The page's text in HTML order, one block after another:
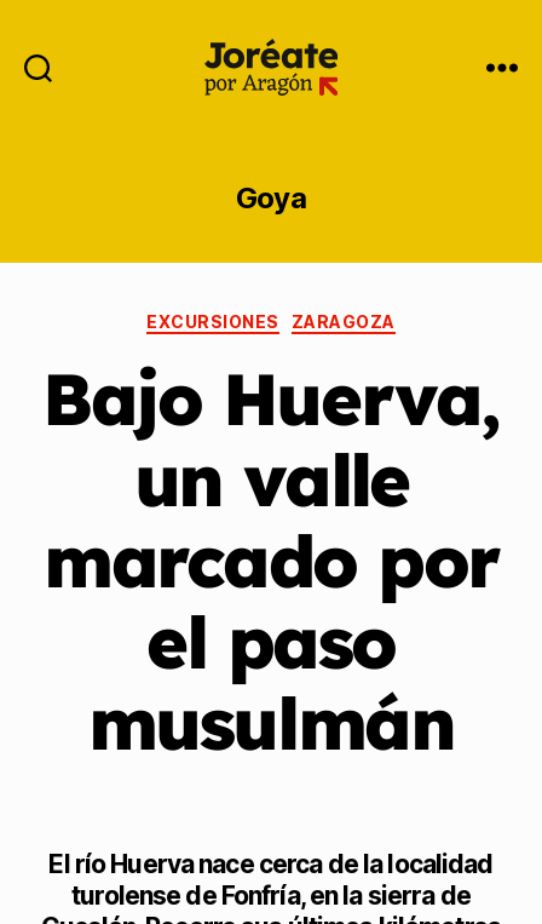
Goya
EXCURSIONES ZARAGOZA
Bajo Huerva,
un valle
marcado por
el paso
musulmán
El río Huerva nace cerca de la localidad
turolense de Fonfría, en la sierra de